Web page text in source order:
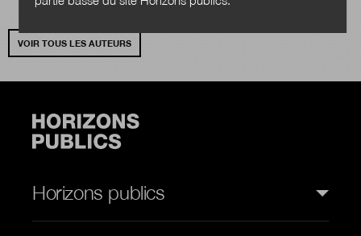
VOIR TOUS LES AUTEURS
Horizons publics